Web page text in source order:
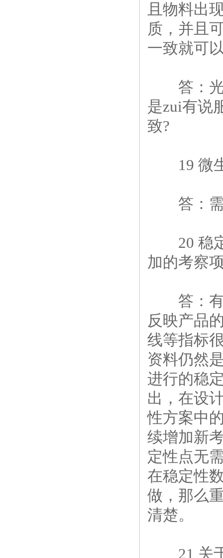
且物料出
质，并且
一致就可
答：光
是zui有说
致?
19 微生
答：需
20 稳定
加的考察
答：有
反映产品
线等指标
资料仍然
进行的稳
出，在设
性方案中
续增加新
定性点无
在稳定性
做，那么
清楚。
21 关于